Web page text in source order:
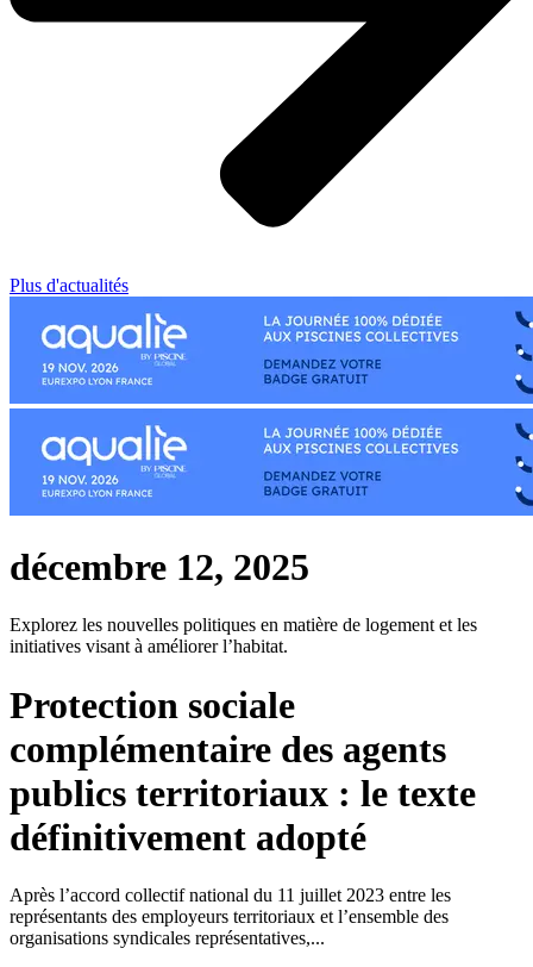
Plus d'actualités
décembre 12, 2025
Explorez les nouvelles politiques en matière de logement et les
initiatives visant à améliorer l’habitat.
Protection sociale
complémentaire des agents
publics territoriaux : le texte
définitivement adopté
Après l’accord collectif national du 11 juillet 2023 entre les
représentants des employeurs territoriaux et l’ensemble des
organisations syndicales représentatives,...